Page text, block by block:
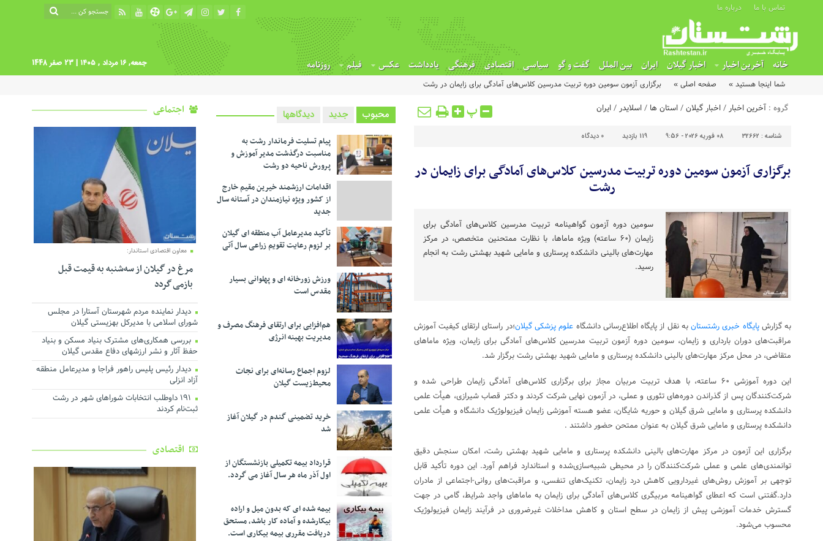
تماس با ما درباره ما
خانه آخرین اخبار اخبار گیلان ایران بین الملل گفت و گو سیاسی اقتصادی فرهنگی یادداشت عکس فیلم روزنامه جمعه, ۱۶ مرداد , ۱۴۰۵ | 23 صفر 1448
شما اینجا هستید » صفحه اصلی » برگزاری آزمون سومین دوره تربیت مدرسین کلاس‌های آمادگی برای زایمان در رشت
گروه : آخرین اخبار/اخبار گیلان/استان ها /اسلایدر/ایران پ
شناسه : 32662 08 فوریه 2026 - 9:56 119 بازدید 0 دیدگاه
برگزاری آزمون سومین دوره تربیت مدرسین کلاس‌های آمادگی برای زایمان در
رشت
سومین دوره آزمون گواهینامه تربیت مدرسین کلاس‌های آمادگی برای
زایمان (۶۰ ساعته) ویژه ماماها، با نظارت ممتحنین متخصص، در مرکز
مهارت‌های بالینی دانشکده پرستاری و مامایی شهید بهشتی رشت به انجام
رسید.
به گزارشپایگاه خبری رشتستانبه نقل از پایگاه اطلاع‌رسانی دانشگاه علوم پزشکی گیلان؛در راستای ارتقای کیفیت آموزش
مراقبت‌های دوران بارداری و زایمان، سومین دوره آزمون تربیت مدرسین کلاس‌های آمادگی برای زایمان، ویژه ماماهای
متقاضی، در محل مرکز مهارت‌های بالینی دانشکده پرستاری و مامایی شهید بهشتی رشت برگزار شد.
این دوره آموزشی ۶۰ ساعته، با هدف تربیت مربیان مجاز برای برگزاری کلاس‌های آمادگی زایمان طراحی شده و
شرکت‌کنندگان پس از گذراندن دوره‌های تئوری و عملی، در آزمون نهایی شرکت کردند و دکتر قصاب شیرازی، هیأت علمی
دانشکده پرستاری و مامایی شرق گیلان و حوریه شایگان، عضو هسته آموزشی زایمان فیزیولوژیک دانشگاه و هیأت علمی
دانشکده پرستاری و مامایی شرق گیلان به عنوان ممتحن حضور داشتند .
برگزاری این آزمون در مرکز مهارت‌های بالینی دانشکده پرستاری و مامایی شهید بهشتی رشت، امکان سنجش دقیق
توانمندی‌های علمی و عملی شرکت‌کنندگان را در محیطی شبیه‌سازی‌شده و استاندارد فراهم آورد. این دوره تأکید قابل
توجهی بر آموزش روش‌های غیردارویی کاهش درد زایمان، تکنیک‌های تنفسی، و مراقبت‌های روانی-اجتماعی از مادران
دارد.گفتنی است که اعطای گواهینامه مربیگری کلاس‌های آمادگی برای زایمان به ماماهای واجد شرایط، گامی در جهت
گسترش خدمات آموزشی پیش از زایمان در سطح استان و کاهش مداخلات غیرضروری در فرآیند زایمان فیزیولوژیک
محسوب می‌شود.
محبوب جدید دیدگاهها
پیام تسلیت فرماندار رشت به
مناسبت درگذشت مدیر آموزش و
پرورش ناحیه دو رشت
اقدامات ارزشمند خیرین مقیم خارج
از کشور ویژه نیازمندان در آستانه سال
جدید
تأکید مدیرعامل آب منطقه ای گیلان
بر لزوم رعایت تقویم زراعی‌ سال آتی
ورزش زورخانه ای و پهلوانی بسیار
مقدس است
هم‌افزایی برای ارتقای فرهنگ مصرف و
مدیریت بهینه انرژی
لزوم اجماع رسانه‌ای برای نجات
محیط‌زیست گیلان
خرید تضمینی گندم در گیلان آغاز
شد
قرارداد بیمه تکمیلی بازنشستگان از
اول آذر ماه هر سال آغاز می گردد.
بیمه شده ای که بدون میل و اراده
بیکارشده و آماده کار باشد، مستحق
دریافت مقرری بیمه بیکاری است.
اجتماعی
معاون اقتصادی استاندار:
مرغ در گیلان از سه‌شنبه به قیمت قبل
بازمی گردد
دیدار نماینده مردم شهرستان آستارا در مجلس
شورای اسلامی با مدیرکل بهزیستی گیلان
بررسی همکاری‌های مشترک بنیاد مسکن و بنیاد
حفظ آثار و نشر ارزشهای دفاع مقدس گیلان
دیدار رئیس پلیس راهور فراجا و مدیرعامل منطقه
آزاد انزلی
۱۹۱ داوطلب انتخابات شوراهای شهر در رشت
ثبت‌نام کردند
اقتصادی